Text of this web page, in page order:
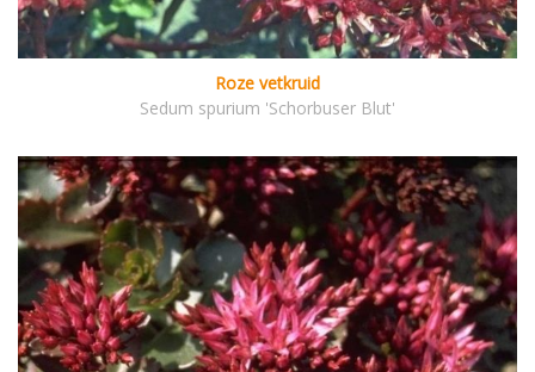
Roze vetkruid
Sedum spurium 'Schorbuser Blut'